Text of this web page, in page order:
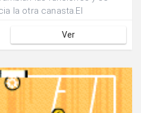
la otra canasta.El
Ver